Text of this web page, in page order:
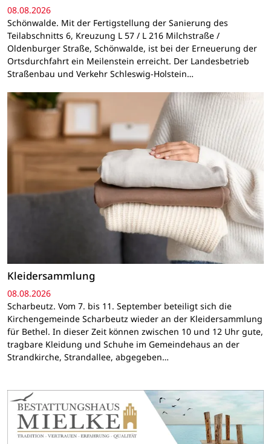
08.08.2026
Schönwalde. Mit der Fertigstellung der Sanierung des
Teilabschnitts 6, Kreuzung L 57 / L 216 Milchstraße /
Oldenburger Straße, Schönwalde, ist bei der Erneuerung der
Ortsdurchfahrt ein Meilenstein erreicht. Der Landesbetrieb
Straßenbau und Verkehr Schleswig-Holstein…
Kleidersammlung
08.08.2026
Scharbeutz. Vom 7. bis 11. September beteiligt sich die
Kirchengemeinde Scharbeutz wieder an der Kleidersammlung
für Bethel. In dieser Zeit können zwischen 10 und 12 Uhr gute,
tragbare Kleidung und Schuhe im Gemeindehaus an der
Strandkirche, Strandallee, abgegeben…